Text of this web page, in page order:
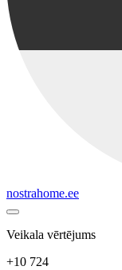
nostrahome.ee
Veikala vērtējums
+10 724